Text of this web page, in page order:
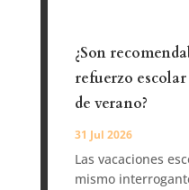
¿Son
refuerzo
de verano?
31 Jul 2026
Las vacaciones
mismo